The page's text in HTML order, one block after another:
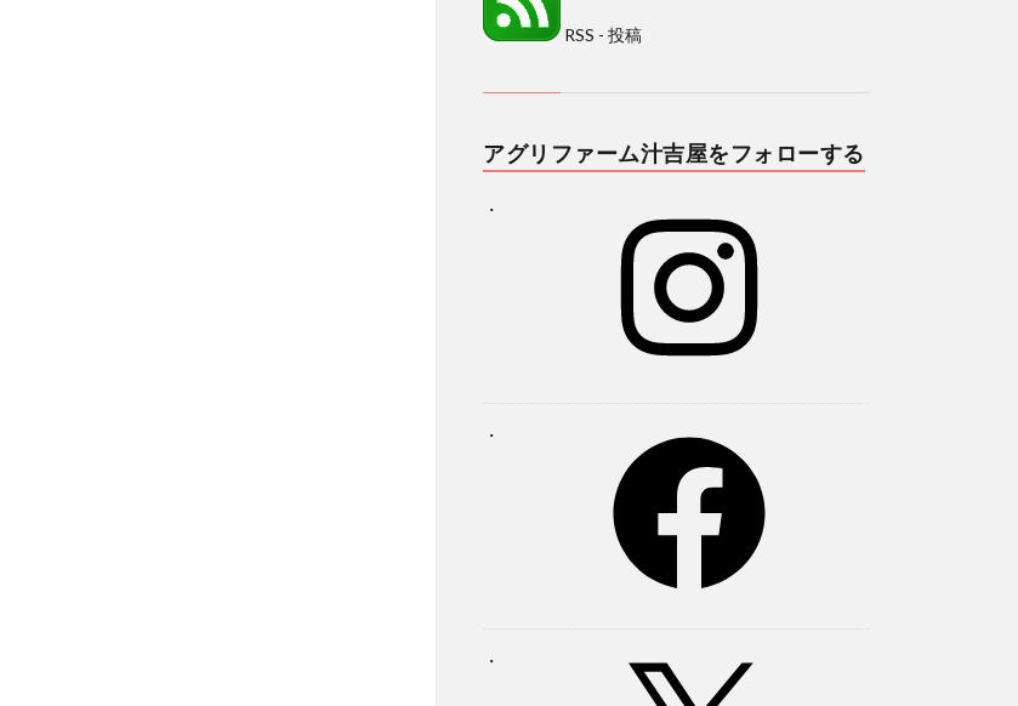
RSS - 投稿
アグリファーム汁吉屋をフォローする